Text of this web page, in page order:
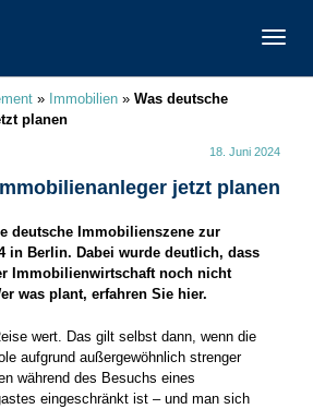
» Immobilien » Was deutsche
planen
18. Juni 2024
jetzt planen
deutsche Immobilienszene zur
in Berlin. Dabei wurde deutlich, dass
Immobilienwirtschaft noch nicht
was plant, erfahren Sie hier.
wert. Das gilt selbst dann, wenn die
aufgrund außergewöhnlich strenger
während des Besuchs eines
eingeschränkt ist – und man sich